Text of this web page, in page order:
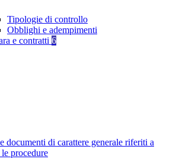
Tipologie di controllo
Obblighi e adempimenti
e contratti 6
documenti di carattere generale riferiti a
procedure